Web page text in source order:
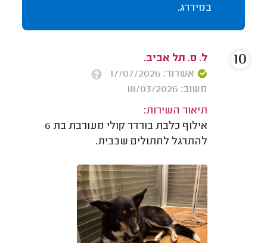
במידרג.
ל. ס. תל אביב.
אשרור: 17/07/2026
משוב: 18/03/2026
תיאור השירות:
אילוף כלבת בורדר קולי מעורבת בת 6
להתרגל לחתולים שבבית.
10